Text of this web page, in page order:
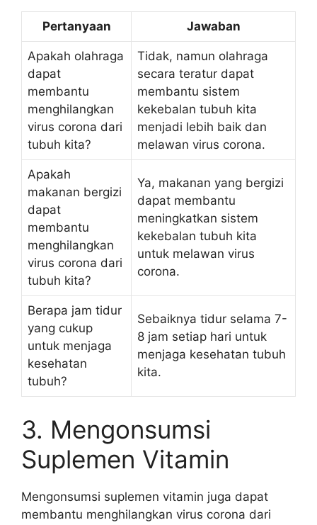
Pertanyaan Jawaban
Apakah olahraga
dapat
membantu
menghilangkan
virus corona dari
tubuh kita?
Tidak, namun olahraga
secara teratur dapat
membantu sistem
kekebalan tubuh kita
menjadi lebih baik dan
melawan virus corona.
Apakah
makanan bergizi
dapat
membantu
menghilangkan
virus corona dari
tubuh kita?
Ya, makanan yang bergizi
dapat membantu
meningkatkan sistem
kekebalan tubuh kita
untuk melawan virus
corona.
Berapa jam tidur
yang cukup
untuk menjaga
kesehatan
tubuh?
Sebaiknya tidur selama 7-
8 jam setiap hari untuk
menjaga kesehatan tubuh
kita.
3. Mengonsumsi
Suplemen Vitamin
Mengonsumsi suplemen vitamin juga dapat
membantu menghilangkan virus corona dari